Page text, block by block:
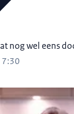
nog wel eens